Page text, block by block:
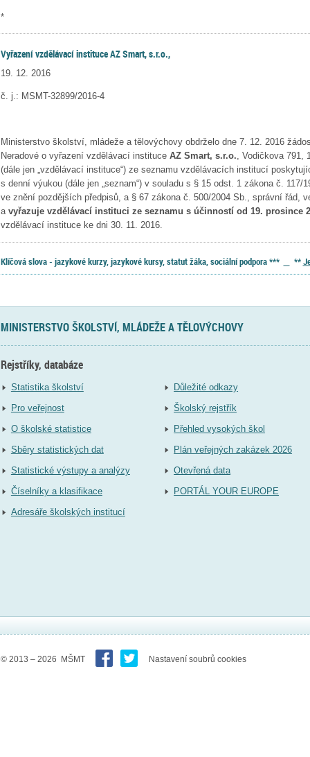
*
Vyřazení vzdělávací instituceAZ Smart, s.r.o.,
19. 12. 2016
č. j.: MSMT-32899/2016-4
Ministerstvo školství, mládeže a tělovýchovy obdrželo dne 7. 12. 2016
Neradové o vyřazení vzdělávací instituce AZ Smart, s.r.o. , Vodičkova 791,
(dále jen „vzdělávací instituce“) ze seznamu vzdělávacích institucí
s denní výukou (dále jen „seznam“) v souladu s § 15 odst. 1 zákona č. 117/
ve znění pozdějších předpisů, a § 67 zákona č. 500/2004 Sb., správní řád,
a vyřazuje vzdělávací instituci ze seznamu s účinností od 19. prosince
vzdělávací instituce ke dni 30. 11. 2016.
Klíčová slova - jazykové kurzy, jazykové kursy, statut žáka, sociální podpora *** **
MINISTERSTVO ŠKOLSTVÍ, MLÁDEŽE A TĚLOVÝCHOVY
Rejstříky, databáze
Statistika školství
Pro veřejnost
O školské statistice
Sběry statistických dat
Statistické výstupy a analýzy
Číselníky a klasifikace
Adresáře školských institucí
Důležité odkazy
Školský rejstřík
Přehled vysokých škol
Plán veřejných zakázek 2026
Otevřená data
PORTÁL YOUR EUROPE
© 2013 – 2026 MŠMT Nastavení soubrů cookies